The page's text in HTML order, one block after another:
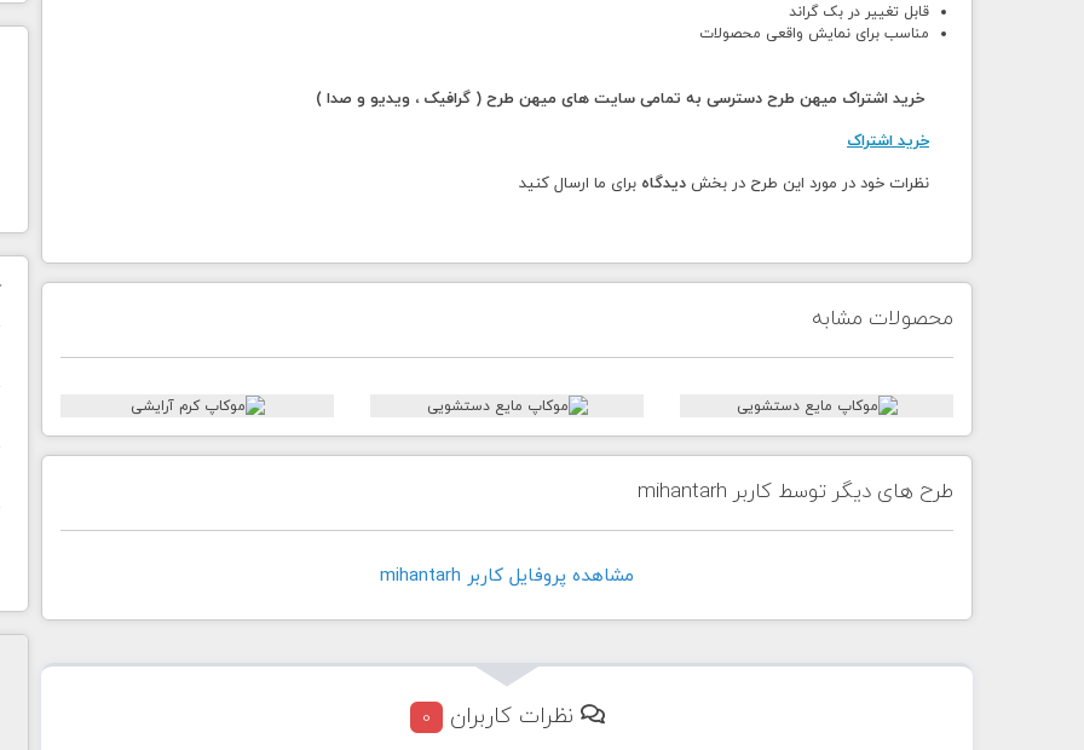
قابل تغییر در بک گراند
مناسب برای نمایش واقعی محصولات
خرید اشتراک میهن طرح دسترسی به تمامی سایت های میهن طرح ( گرافیک ، ویدیو و صدا )
خرید اشتراک
نظرات خود در مورد این طرح در بخش دیدگاه برای ما ارسال کنید
محصولات مشابه
طرح های دیگر توسط کاربر mihantarh
مشاهده پروفايل کاربر mihantarh
نظرات کاربران 0